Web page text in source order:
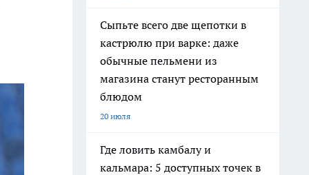
Сыпьте всего две щепотки в
кастрюлю при варке: даже
обычные пельмени из
магазина станут ресторанным
блюдом
20 июля
Где ловить камбалу и
кальмара: 5 доступных точек в